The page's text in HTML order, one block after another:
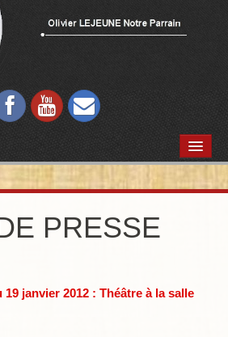
PRESSE
janvier 2012 : Théâtre à la salle